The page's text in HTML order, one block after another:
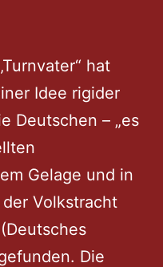
hat
Idee rigider
Deutschen – „es
Gelage und in
Volkstracht
Die